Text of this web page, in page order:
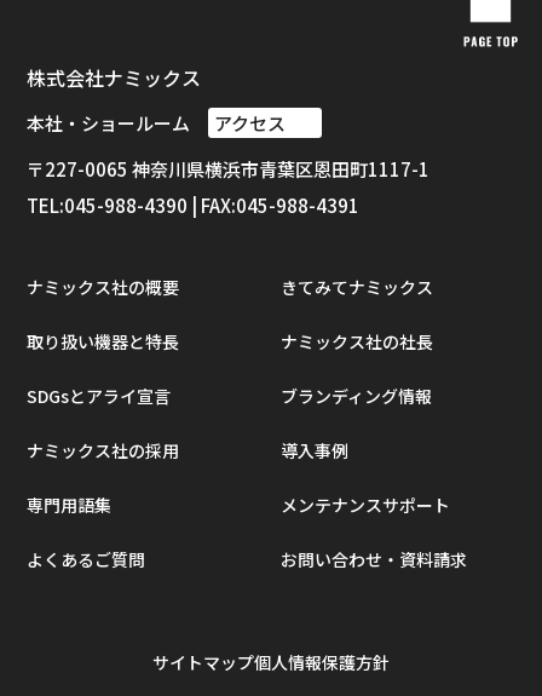
株式会社ナミックス
本社・ショールーム
アクセス
〒227-0065 神奈川県横浜市⻘葉区恩田町1117-1
TEL:045-988-4390 | FAX:045-988-4391
ナミックス社の概要 きてみてナミックス
取り扱い機器と特長 ナミックス社の社長
SDGsとアライ宣言 ブランディング情報
ナミックス社の採用 導入事例
専門用語集 メンテナンスサポート
よくあるご質問 お問い合わせ・資料請求
サイトマップ個人情報保護方針